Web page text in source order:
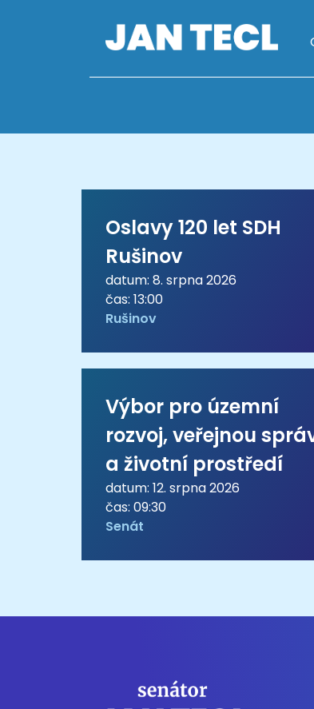
Oslavy 120 let SDH
Rušinov
datum: 8. srpna 2026
čas: 13:00
Rušinov
Výbor pro územní
rozvoj, veřejnou
a životní prostředí
datum: 12. srpna 2026
čas: 09:30
Senát